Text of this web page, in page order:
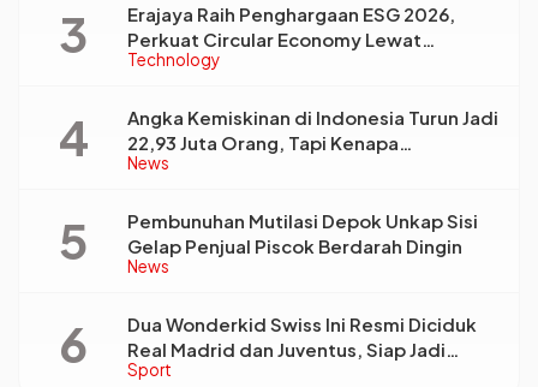
Technology
Erajaya Raih Penghargaan ESG 2026,
Perkuat Circular Economy Lewat
Pengelolaan Limbah Berkelanjutan
News
Angka Kemiskinan di Indonesia Turun Jadi
22,93 Juta Orang, Tapi Kenapa
Ketimpangan Desa dan Kota Malah Makin
News
Pembunuhan Mutilasi Depok Unkap Sisi
Gelap Penjual Piscok Berdarah Dingin
Sport
Dua Wonderkid Swiss Ini Resmi Diciduk
Real Madrid dan Juventus, Siap Jadi
Bintang Baru Eropa